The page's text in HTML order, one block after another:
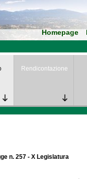
Homepage
Rendicontazione
n. 257 - X Legislatura